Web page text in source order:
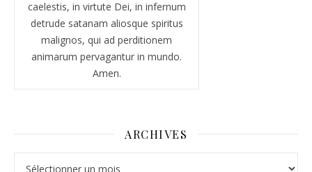
caelestis, in virtute Dei, in infernum
detrude satanam aliosque spiritus
malignos, qui ad perditionem
animarum pervagantur in mundo.
Amen.
ARCHIVES